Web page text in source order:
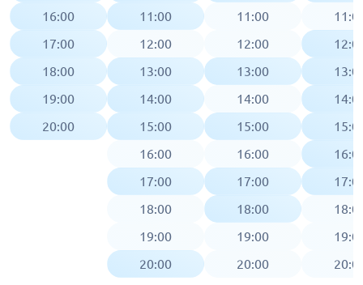
16:00
17:00
18:00
19:00
20:00
11:00
12:00
13:00
14:00
15:00
16:00
17:00
18:00
19:00
20:00
11:00
12:00
13:00
14:00
15:00
16:00
17:00
18:00
19:00
20:00